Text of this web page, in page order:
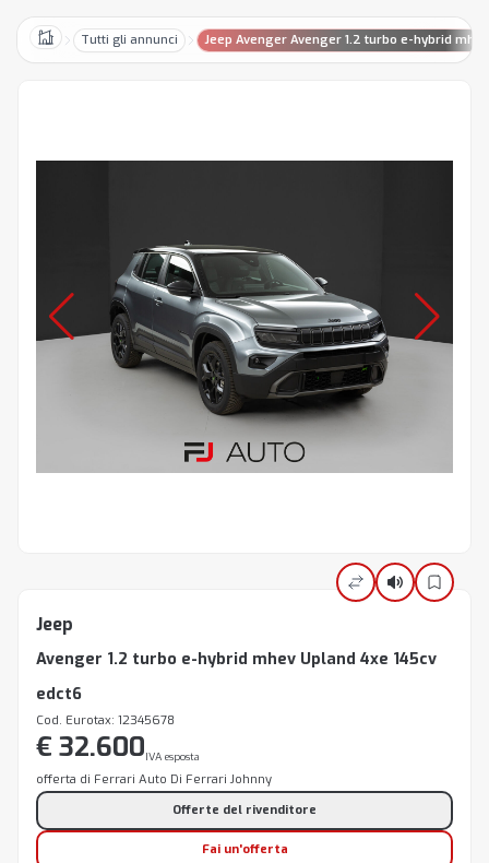
HomeTutti gli annunci Jeep Avenger Avenger 1.2 turbo e-hybrid
Jeep
Avenger 1.2 turbo e-hybrid mhev Upland 4xe 145cv
edct6
Cod. Eurotax: 12345678
€ 32.600IVA esposta
offerta di Ferrari Auto Di Ferrari Johnny
Offerte del rivenditore
Fai un'offerta